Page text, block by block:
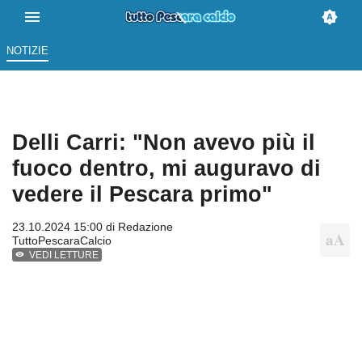
NOTIZIE
Delli Carri: "Non avevo più il
fuoco dentro, mi auguravo di
vedere il Pescara primo"
23.10.2024 15:00 di Redazione
TuttoPescaraCalcio
VEDI LETTURE